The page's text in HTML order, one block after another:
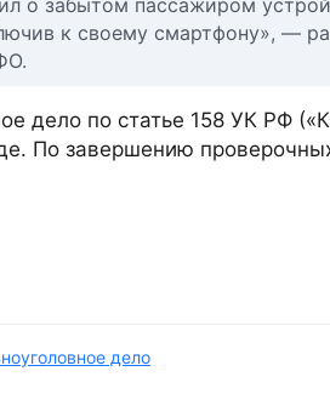
о забытом пассажиром
к своему смартфону», —
дело по статье 158 УК РФ
По завершению
уголовное дело